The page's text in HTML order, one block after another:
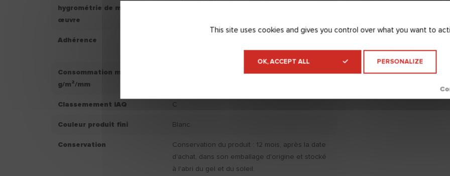
hygrométrie de mise en
œuvre
Adhérence
Consommation moyenne
g/m²/mm
Classemement IAQ C
Couleur produit fini Blanc.
Conservation
Conservation du produit : 12 mois, après la date
d'achat, dans son emballage d'origine et stocké
à l'abri du gel et du soleil.
This site uses cookies and gives you control over what you want to
OK, ACCEPT ALL PERSONALIZE